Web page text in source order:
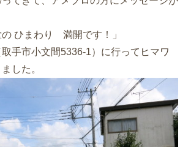
の ひまわり 満開です！」
手市小文間5336-1）に行ってヒマワ
した。